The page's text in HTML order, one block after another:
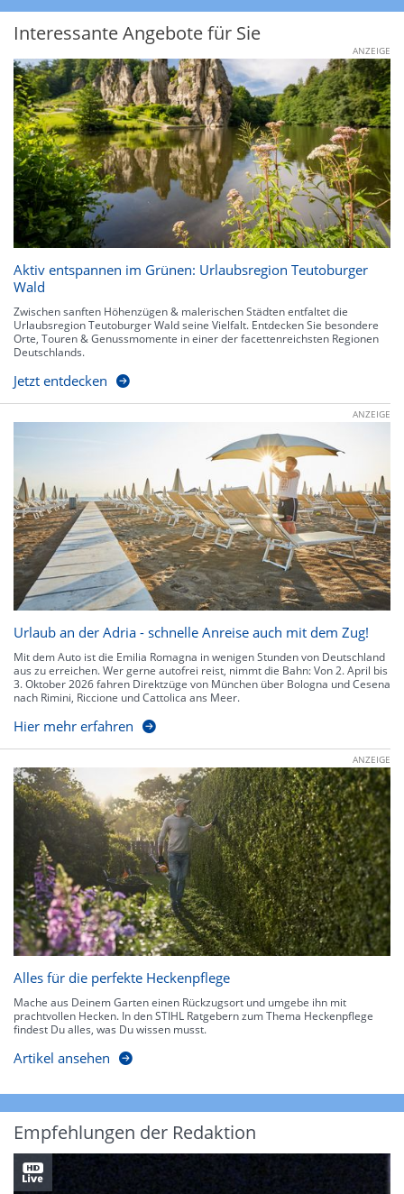
Interessante Angebote für Sie
ANZEIGE
Aktiv entspannen im Grünen: Urlaubsregion Teutoburger
Wald
Zwischen sanften Höhenzügen & malerischen Städten entfaltet die
Urlaubsregion Teutoburger Wald seine Vielfalt. Entdecken Sie besondere
Orte, Touren & Genussmomente in einer der facettenreichsten Regionen
Deutschlands.
Jetzt entdecken
ANZEIGE
Urlaub an der Adria - schnelle Anreise auch mit dem Zug!
Mit dem Auto ist die Emilia Romagna in wenigen Stunden von Deutschland
aus zu erreichen. Wer gerne autofrei reist, nimmt die Bahn: Von 2. April bis
3. Oktober 2026 fahren Direktzüge von München über Bologna und Cesena
nach Rimini, Riccione und Cattolica ans Meer.
Hier mehr erfahren
ANZEIGE
Alles für die perfekte Heckenpflege
Mache aus Deinem Garten einen Rückzugsort und umgebe ihn mit
prachtvollen Hecken. In den STIHL Ratgebern zum Thema Heckenpflege
findest Du alles, was Du wissen musst.
Artikel ansehen
Empfehlungen der Redaktion